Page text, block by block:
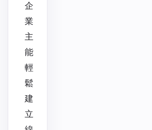
企
業
主
能
輕
鬆
建
立